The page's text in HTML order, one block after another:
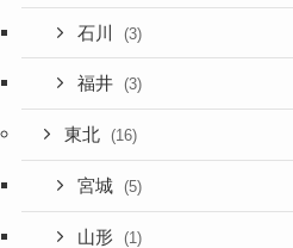
石川 (3)
福井 (3)
東北 (16)
宮城 (5)
山形 (1)